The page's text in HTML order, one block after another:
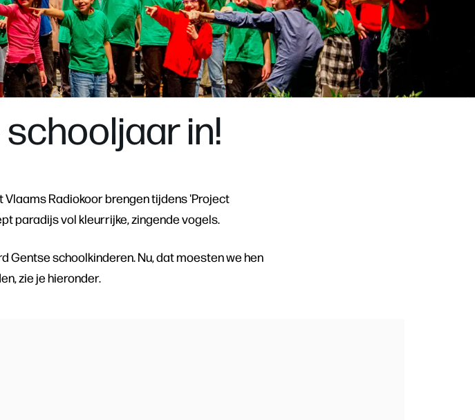
in!
Radiokoor brengen tijdens 'Project
paradijs vol kleurrijke, zingende vogels.
Gentse schoolkinderen. Nu, dat moesten we hen
zie je hieronder.